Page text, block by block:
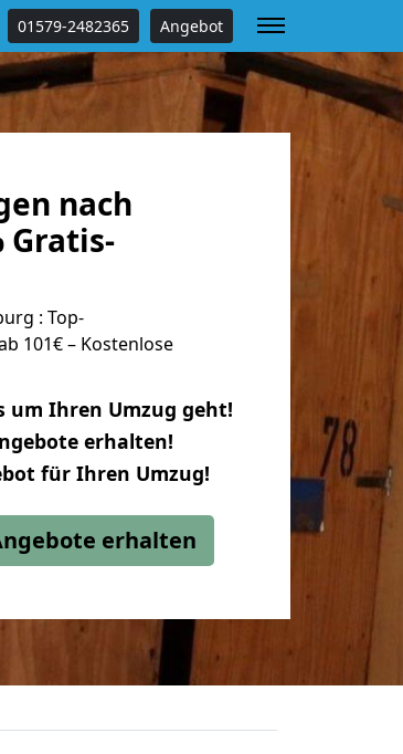
01579-2482365 Angebot
nach
Gratis-
: Top-
101€ – Kostenlose
um Ihren Umzug geht!
erhalten!
für Ihren Umzug!
erhalten